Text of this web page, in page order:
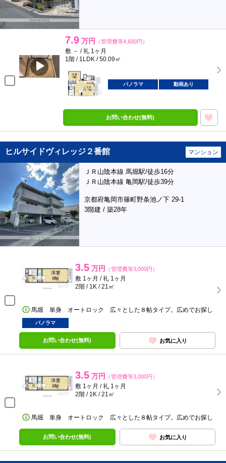
7.9 万円 （管理費等4,600円）
敷 － / 礼 1ヶ月
1階 / 1LDK / 50.09㎡
パノラマ 動画あり
お問い合わせ(無料)
ヒルサイドヴィレッジ２番館 マンション
ＪＲ山陰本線 馬堀駅/徒歩16分
ＪＲ山陰本線 亀岡駅/徒歩39分
京都府亀岡市篠町野条池ノ下 29-1
3階建 / 築28年
3.5 万円 （管理費等3,000円）
敷 1ヶ月 / 礼 1ヶ月
2階 / 1K / 21㎡
馬堀 単身 オートロック 広々とした８帖タイプ。広めでお探し
パノラマ
お問い合わせ(無料) お気に入り
3.5 万円 （管理費等3,000円）
敷 1ヶ月 / 礼 1ヶ月
2階 / 1K / 21㎡
馬堀 単身 オートロック 広々とした８帖タイプ。広めでお探し
お問い合わせ(無料) お気に入り